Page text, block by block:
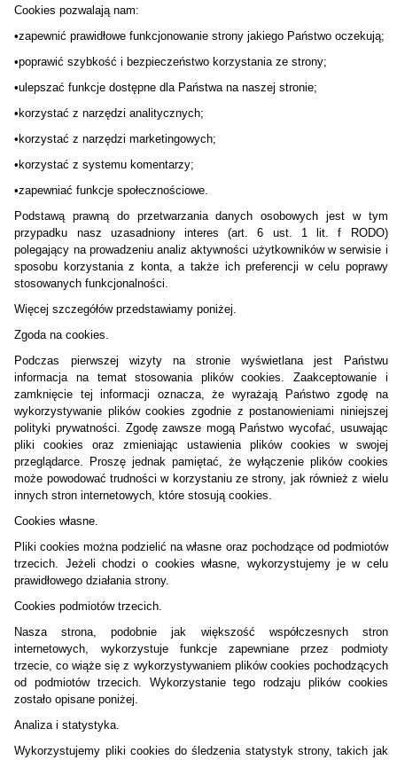
Cookies pozwalają nam:
•zapewnić prawidłowe funkcjonowanie strony jakiego Państwo oczekują;
•poprawić szybkość i bezpieczeństwo korzystania ze strony;
•ulepszać funkcje dostępne dla Państwa na naszej stronie;
•korzystać z narzędzi analitycznych;
•korzystać z narzędzi marketingowych;
•korzystać z systemu komentarzy;
•zapewniać funkcje społecznościowe.
Podstawą prawną do przetwarzania danych osobowych jest w tym
przypadku nasz uzasadniony interes (art. 6 ust. 1 lit. f RODO)
polegający na prowadzeniu analiz aktywności użytkowników w serwisie i
sposobu korzystania z konta, a także ich preferencji w celu poprawy
stosowanych funkcjonalności.
Więcej szczegółów przedstawiamy poniżej.
Zgoda na cookies.
Podczas pierwszej wizyty na stronie wyświetlana jest Państwu
informacja na temat stosowania plików cookies. Zaakceptowanie i
zamknięcie tej informacji oznacza, że wyrażają Państwo zgodę na
wykorzystywanie plików cookies zgodnie z postanowieniami niniejszej
polityki prywatności. Zgodę zawsze mogą Państwo wycofać, usuwając
pliki cookies oraz zmieniając ustawienia plików cookies w swojej
przeglądarce. Proszę jednak pamiętać, że wyłączenie plików cookies
może powodować trudności w korzystaniu ze strony, jak również z wielu
innych stron internetowych, które stosują cookies.
Cookies własne.
Pliki cookies można podzielić na własne oraz pochodzące od podmiotów
trzecich. Jeżeli chodzi o cookies własne, wykorzystujemy je w celu
prawidłowego działania strony.
Cookies podmiotów trzecich.
Nasza strona, podobnie jak większość współczesnych stron
internetowych, wykorzystuje funkcje zapewniane przez podmioty
trzecie, co wiąże się z wykorzystywaniem plików cookies pochodzących
od podmiotów trzecich. Wykorzystanie tego rodzaju plików cookies
zostało opisane poniżej.
Analiza i statystyka.
Wykorzystujemy pliki cookies do śledzenia statystyk strony, takich jak